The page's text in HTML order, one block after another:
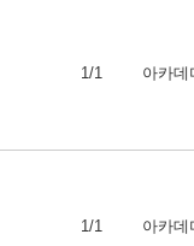
1/1 아카데
1/1 아카데